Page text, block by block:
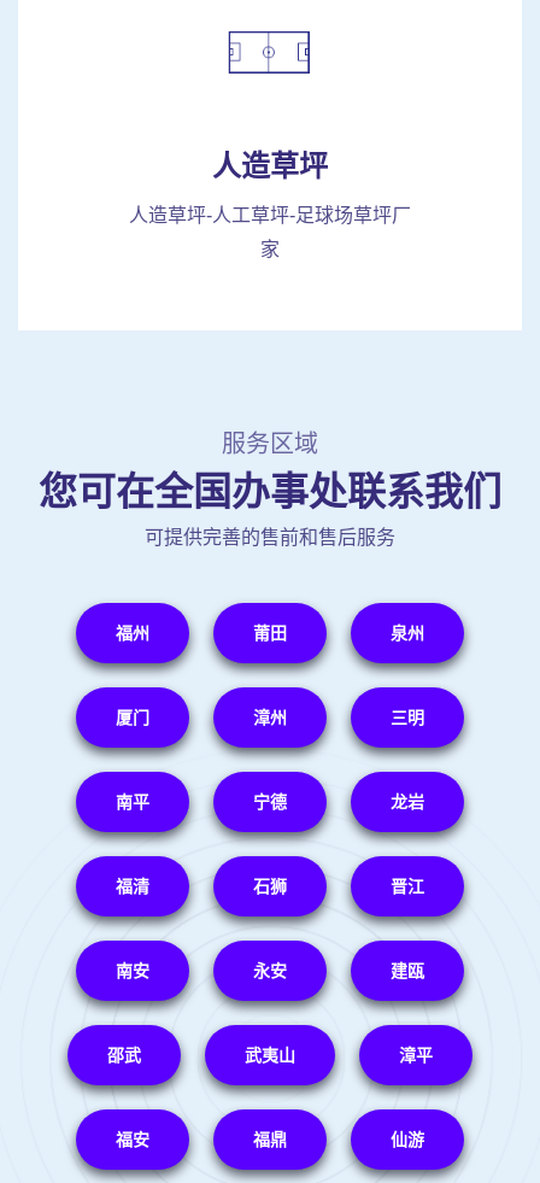
人造草坪
人造草坪-人工草坪-足球场草坪厂
家
服务区域
您可在全国办事处联系我们
可提供完善的售前和售后服务
福州 莆田 泉州
厦门 漳州 三明
南平 宁德 龙岩
福清 石狮 晋江
南安 永安 建瓯
邵武 武夷山 漳平
福安 福鼎 仙游